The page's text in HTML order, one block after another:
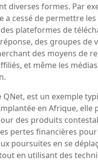
diverses formes. Par
a cessé de permettre
plateformes de
des groupes
des moyens de
et même les
est un exemple
en Afrique,
des produits
pertes financières
poursuites en se
en utilisant des